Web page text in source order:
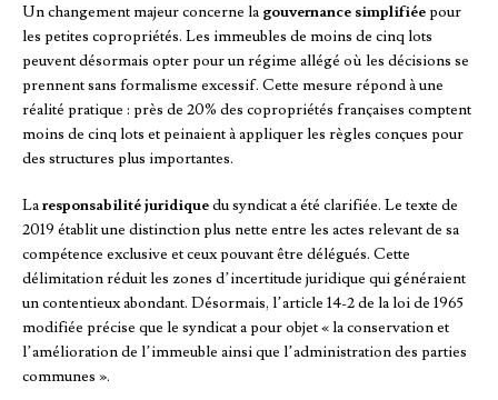
Un changement majeur concerne la gouvernance simplifiéepour
les petites copropriétés. Les immeubles de moins de cinq lots
peuvent désormais opter pour un régime allégé où les décisions se
prennent sans formalisme excessif. Cette mesure répond à une
réalité pratique : près de 20% des copropriétés françaises comptent
moins de cinq lots et peinaient à appliquer les règles conçues pour
des structures plus importantes.
Laresponsabilité juridiquedu syndicat a été clarifiée. Le texte de
2019 établit une distinction plus nette entre les actes relevant de sa
compétence exclusive et ceux pouvant être délégués. Cette
délimitation réduit les zones d’incertitude juridique qui généraient
un contentieux abondant. Désormais, l’article 14-2 de la loi de 1965
modifiée précise que le syndicat a pour objet « la conservation et
l’amélioration de l’immeuble ainsi que l’administration des parties
communes ».